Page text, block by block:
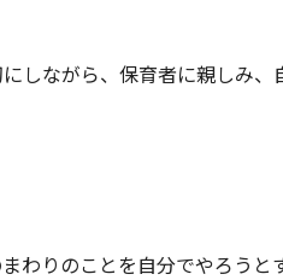
しながら、保育者に親しみ
わりのことを自分でやろうと